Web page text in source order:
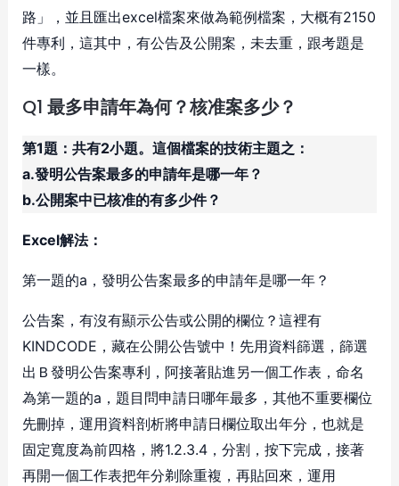
路」，並且匯出excel檔案來做為範例檔案，大概有2150
件專利，這其中，有公告及公開案，未去重，跟考題是
一樣。
Q1 最多申請年為何？核准案多少？
第1題：共有2小題。這個檔案的技術主題之：
a.發明公告案最多的申請年是哪一年？
b.公開案中已核准的有多少件？
Excel解法：
第一題的a，發明公告案最多的申請年是哪一年？
公告案，有沒有顯示公告或公開的欄位？這裡有
KINDCODE，藏在公開公告號中！先用資料篩選，篩選
出Ｂ發明公告案專利，阿接著貼進另一個工作表，命名
為第一題的a，題目問申請日哪年最多，其他不重要欄位
先刪掉，運用資料剖析將申請日欄位取出年分，也就是
固定寬度為前四格，將1.2.3.4，分割，按下完成，接著
再開一個工作表把年分剃除重複，再貼回來，運用